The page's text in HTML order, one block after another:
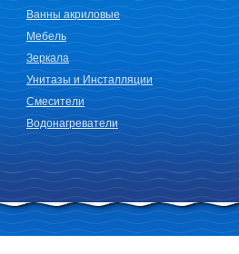
Ванны акриловые
Мебель
Зеркала
Унитазы и Инсталляции
Смесители
Водонагреватели